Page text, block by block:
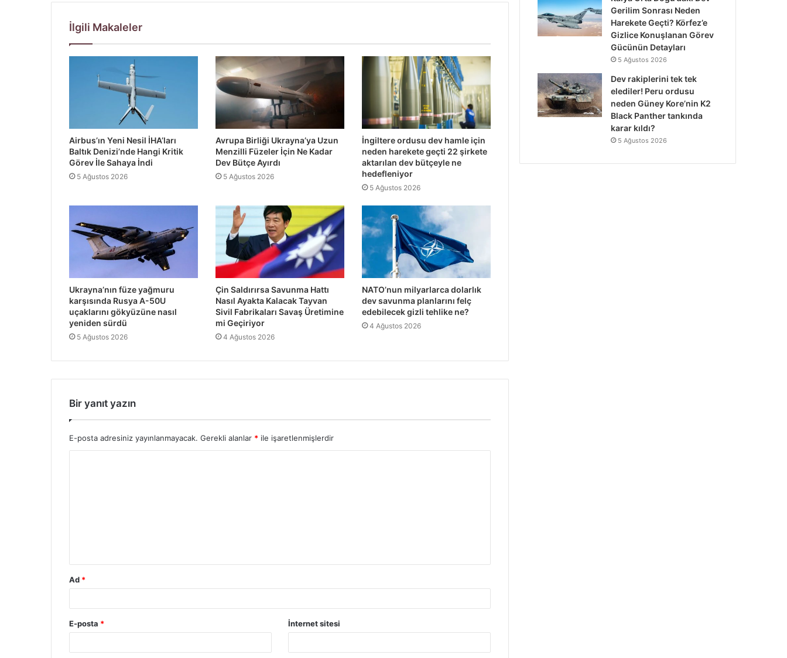
İlgili Makaleler
Airbus’ın Yeni Nesil İHA’ları
Baltık Denizi’nde Hangi Kritik
Görev İle Sahaya İndi
5 Ağustos 2026
Avrupa Birliği Ukrayna’ya Uzun
Menzilli Füzeler İçin Ne Kadar
Dev Bütçe Ayırdı
5 Ağustos 2026
İngiltere ordusu dev hamle için
neden harekete geçti 22 şirkete
aktarılan dev bütçeyle ne
hedefleniyor
5 Ağustos 2026
Ukrayna’nın füze yağmuru
karşısında Rusya A-50U
uçaklarını gökyüzüne nasıl
yeniden sürdü
5 Ağustos 2026
Çin Saldırırsa Savunma Hattı
Nasıl Ayakta Kalacak Tayvan
Sivil Fabrikaları Savaş Üretimine
mi Geçiriyor
4 Ağustos 2026
NATO’nun milyarlarca dolarlık
dev savunma planlarını felç
edebilecek gizli tehlike ne?
4 Ağustos 2026
Bir yanıt yazın
E-posta adresiniz yayınlanmayacak. Gerekli alanlar * ile işaretlenmişlerdir
Ad *
E-posta * İnternet sitesi
Gerilim Sonrası Neden
Harekete Geçti? Körfez’e
Gizlice Konuşlanan Görev
Gücünün Detayları
5 Ağustos 2026
Dev rakiplerini tek tek
elediler! Peru ordusu
neden Güney Kore’nin K2
Black Panther tankında
karar kıldı?
5 Ağustos 2026